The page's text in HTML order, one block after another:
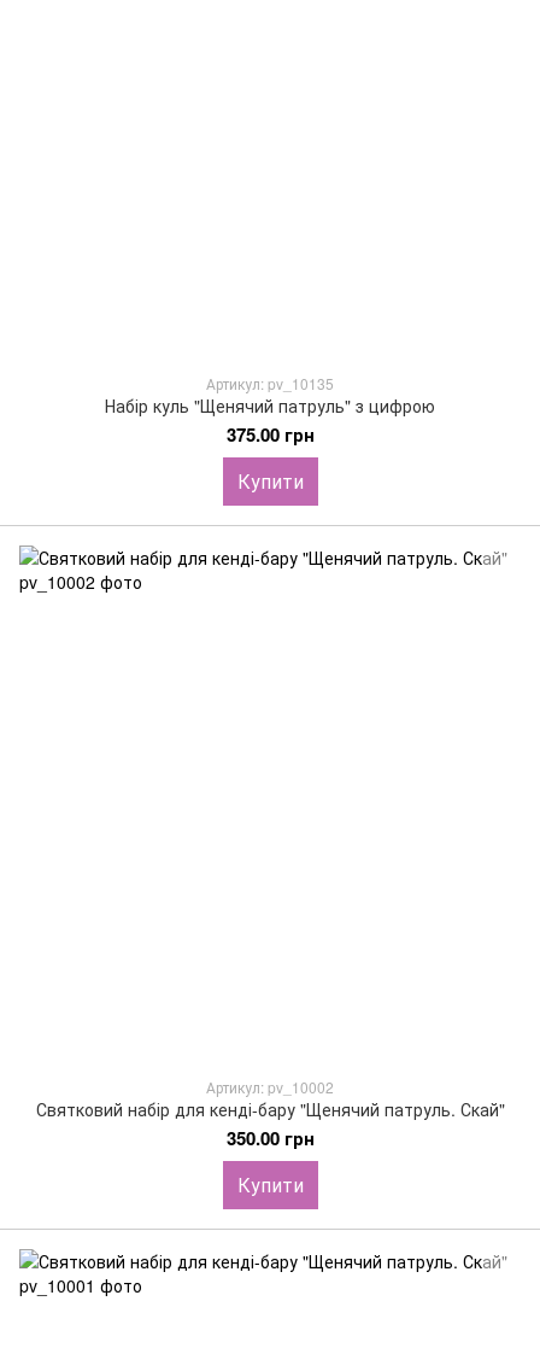
Артикул: pv_10135
Набір куль "Щенячий патруль" з цифрою
375.00 грн
Купити
Артикул: pv_10002
Святковий набір для кенді-бару "Щенячий патруль. Скай"
350.00 грн
Купити